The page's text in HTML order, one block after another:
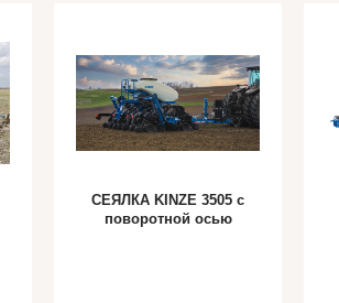
СЕЯЛКА KINZE 3505 с
поворотной осью